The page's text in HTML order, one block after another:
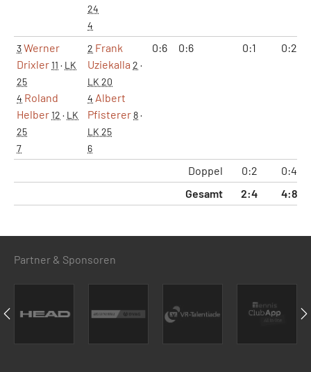
24
4
3Werner
Drixler11 · LK
25
4 Roland
Helber12 · LK
25
7
2 Frank
Uziekalla 2 ·
LK 20
4 Albert
Pfisterer8·
LK 25
6
0:6 0:6 0:1 0:2
Doppel 0:2
0:4
Gesamt
2:4 4:8
Partner & Sponsoren